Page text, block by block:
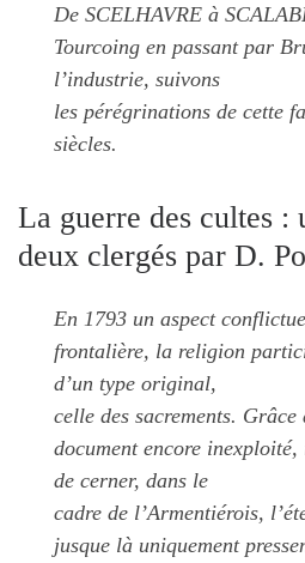
De SCELHAVRE à
Tourcoing en passant par
l’industrie, suivons
les pérégrinations de cette
siècles.
La guerre des cultes :
deux clergés par D.
En 1793 un aspect
frontalière, la religion
d’un type original,
celle des sacrements. Grâce
document encore
de cerner, dans le
cadre de l’Armentiérois,
jusque là uniquement